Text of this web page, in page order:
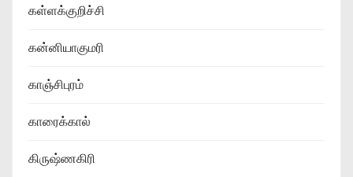
கள்ளக்குறிச்சி
கன்னியாகுமரி
காஞ்சிபுரம்
காரைக்கால்
கிருஷ்ணகிரி